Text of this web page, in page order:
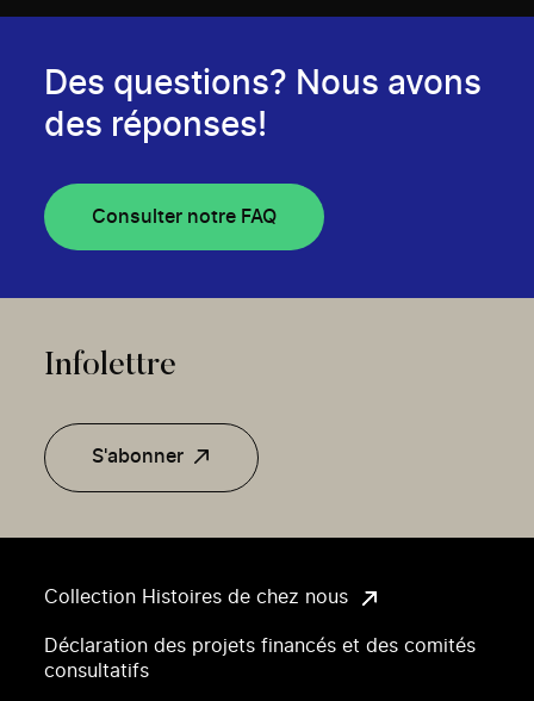
Collection Histoires de chez nous
Déclaration des projets financés et des comités
consultatifs
Des questions? Nous avons
des réponses!
Consulter notre FAQ
Infolettre
S'abonner